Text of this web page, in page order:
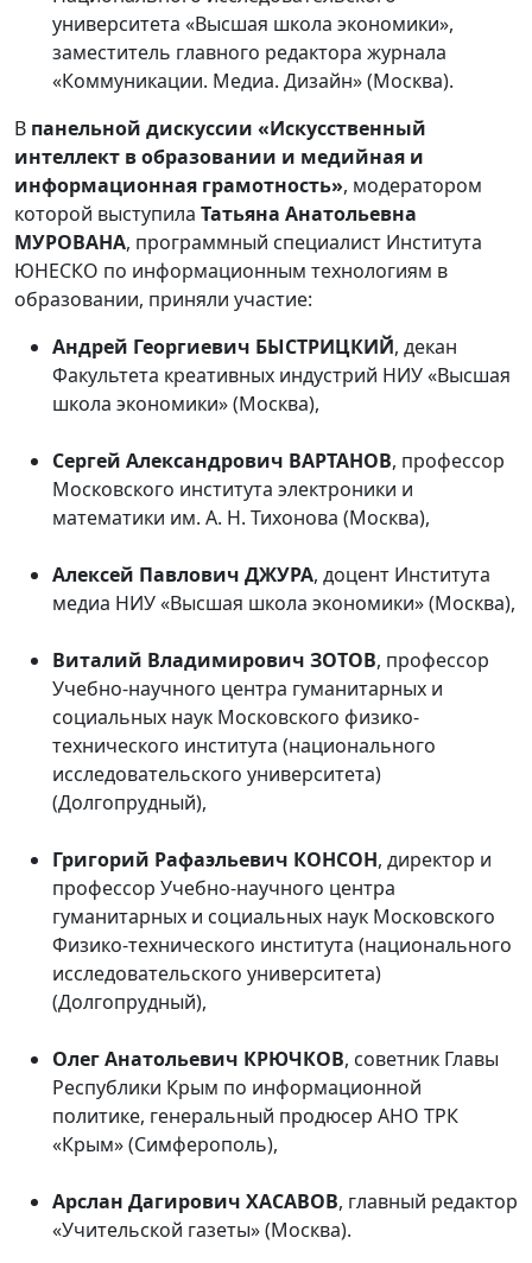
университета «Высшая школа экономики»,
заместитель главного редактора журнала
«Коммуникации. Медиа. Дизайн» (Москва).
В панельной дискуссии «Искусственный
интеллект в образовании и медийная и
информационная грамотность», модератором
которой выступила Татьяна Анатольевна
МУРОВАНА, программный специалист Института
ЮНЕСКО по информационным технологиям в
образовании, приняли участие:
Андрей Георгиевич БЫСТРИЦКИЙ, декан
Факультета креативных индустрий НИУ «Высшая
школа экономики» (Москва),
Сергей Александрович ВАРТАНОВ, профессор
Московского института электроники и
математики им. А. Н. Тихонова (Москва),
Алексей Павлович ДЖУРА, доцент Института
медиа НИУ «Высшая школа экономики» (Москва),
Виталий Владимирович ЗОТОВ, профессор
Учебно-научного центра гуманитарных и
социальных наук Московского физико-
технического института (национального
исследовательского университета)
(Долгопрудный),
Григорий Рафаэльевич КОНСОН, директор и
профессор Учебно-научного центра
гуманитарных и социальных наук Московского
Физико-технического института (национального
исследовательского университета)
(Долгопрудный),
Олег Анатольевич КРЮЧКОВ, советник Главы
Республики Крым по информационной
политике, генеральный продюсер АНО ТРК
«Крым» (Симферополь),
Арслан Дагирович ХАСАВОВ, главный редактор
«Учительской газеты» (Москва).